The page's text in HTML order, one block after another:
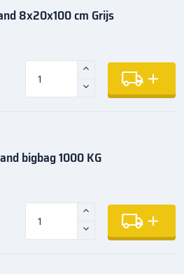
8x20x100 cm Grijs
bigbag 1000 KG